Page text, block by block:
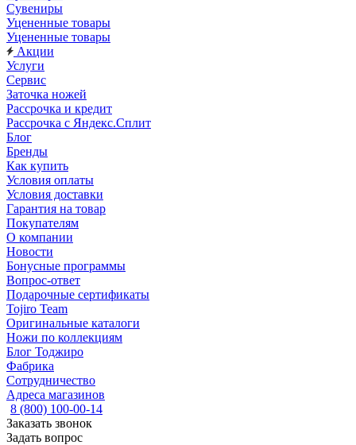
Сувениры
Уцененные товары
Уцененные товары
Акции
Услуги
Сервис
Заточка ножей
Рассрочка и кредит
Рассрочка с Яндекс.Сплит
Блог
Бренды
Как купить
Условия оплаты
Условия доставки
Гарантия на товар
Покупателям
О компании
Новости
Бонусные программы
Вопрос-ответ
Подарочные сертификаты
Tojiro Team
Оригинальные каталоги
Ножи по коллекциям
Блог Тоджиро
Фабрика
Сотрудничество
Адреса магазинов
8 (800) 100-00-14
Заказать звонок
Задать вопрос